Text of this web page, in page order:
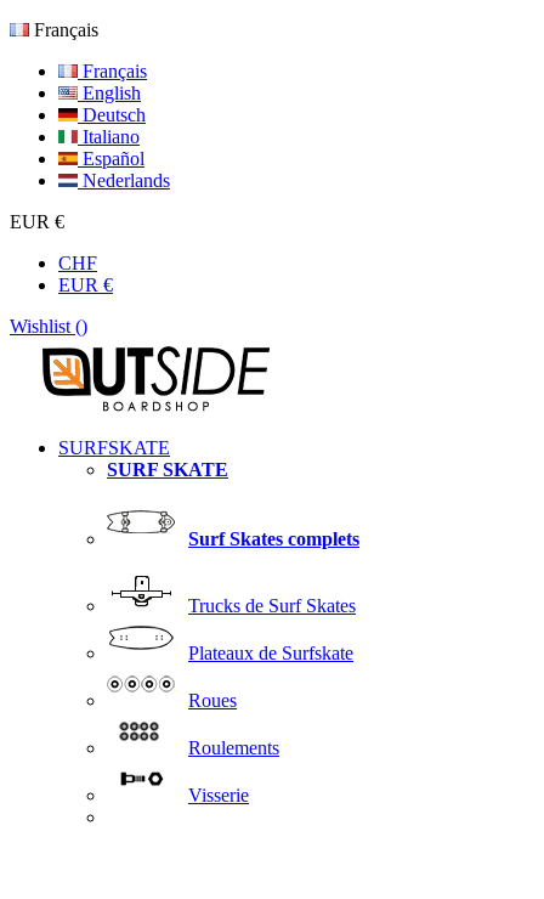
Français
Français
English
Deutsch
Italiano
Español
Nederlands
EUR €
CHF
EUR €
Wishlist ()
SURFSKATE
SURF SKATE
Surf Skates complets
Trucks de Surf Skates
Plateaux de Surfskate
Roues
Roulements
Visserie